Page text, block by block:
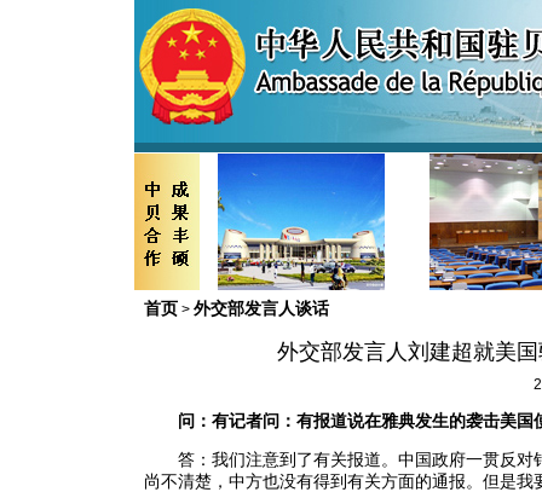
首页 > 外交部发言人谈话
外交部发言人刘建超就美
问：有记者问：有报道说在雅典发生的袭击美
答：我们注意到了有关报道。中国政府一贯反对
尚不清楚，中方也没有得到有关方面的通报。但是